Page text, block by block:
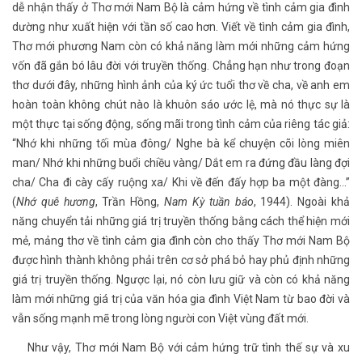
dễ nhận thấy ở Thơ mới Nam Bộ là cảm hứng về tình cảm gia đình
dường như xuất hiện với tần số cao hơn. Viết về tình cảm gia đình,
Thơ mới phương Nam còn có khả năng làm mới những cảm hứng
vốn đã gắn bó lâu đời với truyền thống. Chẳng hạn như trong đoạn
thơ dưới đây, những hình ảnh của ký ức tuổi thơ về cha, về anh em
hoàn toàn không chút nào là khuôn sáo ước lệ, mà nó thực sự là
một thực tại sống động, sống mãi trong tình cảm của riêng tác giả:
“Nhớ khi những tối mùa đông/ Nghe bà kể chuyện cõi lòng miên
man/ Nhớ khi những buổi chiều vàng/ Dắt em ra đứng đầu làng đợi
cha/ Cha đi cày cấy ruộng xa/ Khi về đến đấy hợp ba một đàng…”
(Nhớ quê hương, Trần Hồng,Nam Kỳ tuần báo, 1944). Ngoài khả
năng chuyển tải những giá trị truyền thống bằng cách thể hiện mới
mẻ, mảng thơ về tình cảm gia đình còn cho thấy Thơ mới Nam Bộ
được hình thành không phải trên cơ sở phá bỏ hay phủ định những
giá trị truyền thống. Ngược lại, nó còn lưu giữ và còn có khả năng
làm mới những giá trị của văn hóa gia đình Việt Nam từ bao đời và
vẫn sống mạnh mẽ trong lòng người con Việt vùng đất mới.
Như vậy, Thơ mới Nam Bộ với cảm hứng trữ tình thế sự và xu